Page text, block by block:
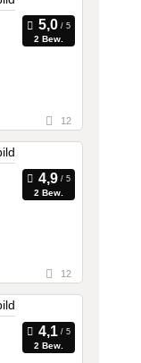
2 Bew.
12
2 Bew.
12
2 Bew.